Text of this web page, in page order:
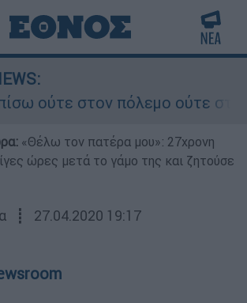
στον πόλεμο ούτε στις
«Θέλω τον πατέρα μου»: 27χρονη
ώρες μετά το γάμο της και ζητούσε
┋ 27.04.2020 19:17